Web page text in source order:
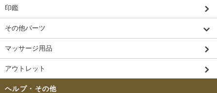
印鑑
その他パーツ
マッサージ用品
アウトレット
ヘルプ・その他